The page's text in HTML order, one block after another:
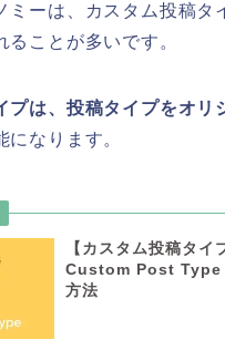
ミーは、カスタム投稿タ
ことが多いです。
プは、投稿タイプをオリ
になります。
【カスタム投稿タイ
Custom Post Type
方法